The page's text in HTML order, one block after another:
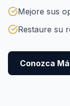
Mejore sus
Restaure su
Conozca